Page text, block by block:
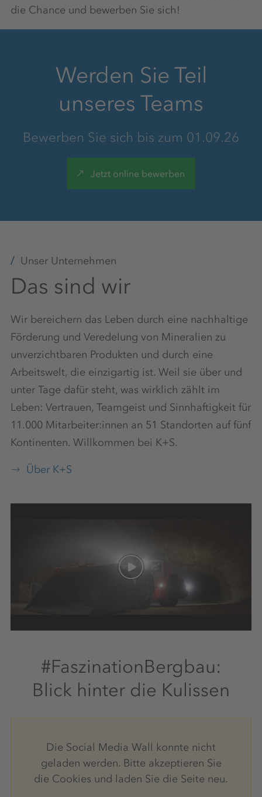
Kantine
Planungssicherheit
Inklusion
Mentor:in
Gesundheitsaktionstage
Zuschläge
Weiterbildungen
Sportangebot
Kostenlose Getränke
Zusatzqualifikationen
die Chance und bewerben Sie sich!
Werden Sie Teil
unseres Teams
Bewerben Sie sich bis zum 01.09.26
Jetzt online bewerben
Unser Unternehmen
Das sind wir
Wir bereichern das Leben durch eine nachhaltige
Förderung und Veredelung von Mineralien zu
unverzichtbaren Produkten und durch eine
Arbeitswelt, die einzigartig ist. Weil sie über und
unter Tage dafür steht, was wirklich zählt im
Leben: Vertrauen, Teamgeist und Sinnhaftigkeit für
11.000 Mitarbeiter:innen an 51 Standorten auf fünf
Kontinenten. Willkommen bei K+S.
Über K+S
#FaszinationBergbau:
Blick hinter die Kulissen
Die Social Media Wall konnte nicht
geladen werden. Bitte akzeptieren Sie
die Cookies und laden Sie die Seite neu.